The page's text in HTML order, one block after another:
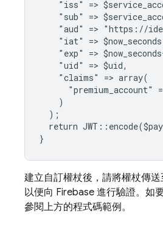
"iss" =>
"sub" =>
"aud" => "https://
"iat" =>
"exp" =>
    "uid" => $uid,
    "claims" => array(
"premium_account"
    )
  );
return
}
建立自訂權杖後，請將權杖傳送
以便向 Firebase 進行驗證。如
參閱上方的程式碼範例。